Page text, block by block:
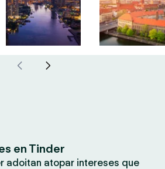
en Tinder
adoitan atopar intereses que